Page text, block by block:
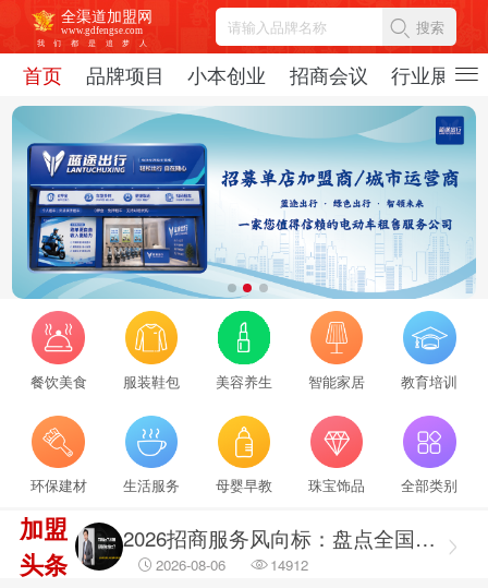
全渠道加盟网
www.gdfengse.com
我
们 都 是 追 梦 人
搜索
首页 品牌项目 小本创业 招商会议 行业展会
餐饮美食 服装鞋包 美容养生 智能家居 教育培训
环保建材 生活服务 母婴早教 珠宝饰品 全部类别
加盟
头条
2026招商服务行业转型：新势力崛起与标杆企业引领，从区域到全国的发展新路径
2026-08-06 69459
2026招商服务风向标：盘点全国头部机构与实战派专家
2026-08-06 14912